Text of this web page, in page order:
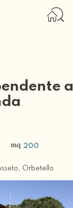
a
200
, Orbetello